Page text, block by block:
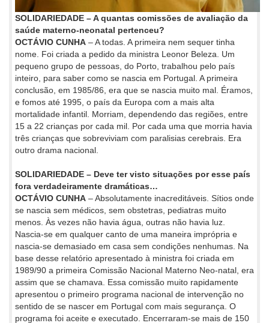
SOLIDARIEDADE – A quantas comissões de avaliação da
saúde materno-neonatal pertenceu?
OCTÁVIO CUNHA – A todas. A primeira nem sequer tinha
nome. Foi criada a pedido da ministra Leonor Beleza. Um
pequeno grupo de pessoas, do Porto, trabalhou pelo país
inteiro, para saber como se nascia em Portugal. A primeira
conclusão, em 1985/86, era que se nascia muito mal. Éramos,
e fomos até 1995, o país da Europa com a mais alta
mortalidade infantil. Morriam, dependendo das regiões, entre
15 a 22 crianças por cada mil. Por cada uma que morria havia
três crianças que sobreviviam com paralisias cerebrais. Era
outro drama nacional.
SOLIDARIEDADE – Deve ter visto situações por esse país
fora verdadeiramente dramáticas…
OCTÁVIO CUNHA – Absolutamente inacreditáveis. Sítios onde
se nascia sem médicos, sem obstetras, pediatras muito
menos. Às vezes não havia água, outras não havia luz.
Nascia-se em qualquer canto de uma maneira imprópria e
nascia-se demasiado em casa sem condições nenhumas. Na
base desse relatório apresentado à ministra foi criada em
1989/90 a primeira Comissão Nacional Materno Neo-natal, era
assim que se chamava. Essa comissão muito rapidamente
apresentou o primeiro programa nacional de intervenção no
sentido de se nascer em Portugal com mais segurança. O
programa foi aceite e executado. Encerraram-se mais de 150